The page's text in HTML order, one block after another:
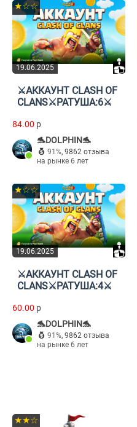
19.06.2025
★☆☆
⚔️АККАУНТ CLASH OF
CLANS⚔️РАТУША:6⚔️
84.00 p
🐬DOLPHIN🐬
91%, 9862 отзыва
на рынке 6 лет
19.06.2025
★☆☆
⚔️АККАУНТ CLASH OF
CLANS⚔️РАТУША:4⚔️
60.00 p
🐬DOLPHIN🐬
91%, 9862 отзыва
на рынке 6 лет
★★☆